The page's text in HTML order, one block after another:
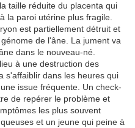
taille réduite du placenta qui
la paroi utérine plus fragile.
est partiellement détruit et
de l'âne. La jument va
dans le nouveau-né.
à une destruction des
s'affaiblir dans les heures qui
issue fréquente. Un check-
de repérer le problème et
les plus souvent
et un jeune qui peine à